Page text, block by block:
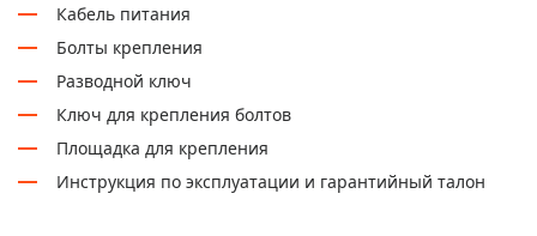
Кабель питания
Болты крепления
Разводной ключ
Ключ для крепления болтов
Площадка для крепления
Инструкция по эксплуатации и гарантийный талон